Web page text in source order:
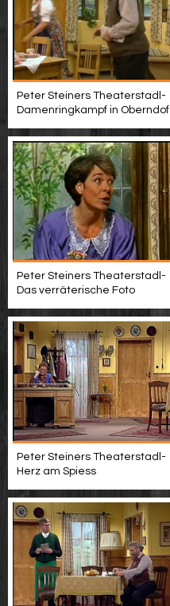
Peter Steiners Theaterstadl-
Damenringkampf in Oberndof
Peter Steiners Theaterstadl-
Das verräterische Foto
Peter Steiners Theaterstadl-
Herz am Spiess